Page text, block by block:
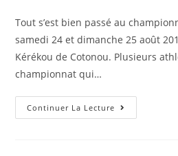
Tout s’est bien passé au
samedi 24 et dimanche 25 août
Kérékou de Cotonou. Plusieurs
championnat qui…
Continuer La Lecture